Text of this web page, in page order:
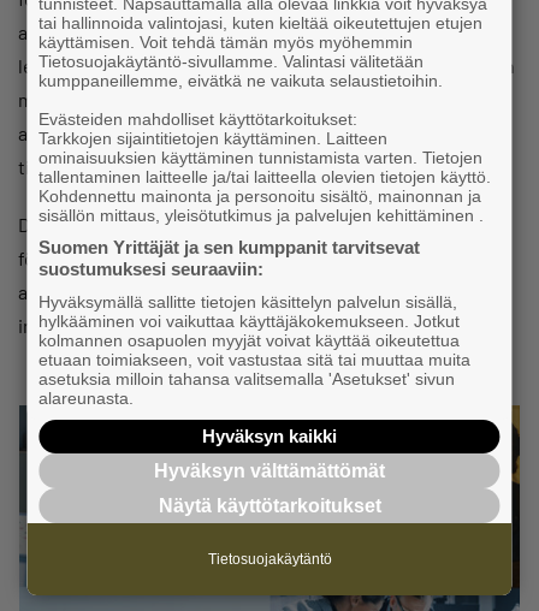
arbetsplatserna behövs en relaterad diskussion mellan
ledning och personal. Som underlag för diskussionerna kan
man använda handboken nedan, som har producerats av
arbetslivsorganisationer och som erbjuder olika synvinklar
till digitaliseringen.
Dialogen underlättas om det reserveras tid och utrymme
för den. Det kan till exempel vara en serie diskussioner på
arbetsplatsen. Det är också nyttigt med fortlöpande
informella diskussioner.
tai hallinnoida valintojasi, kuten kieltää oikeutettujen etujen
käyttämisen. Voit tehdä tämän myös myöhemmin
Tietosuojakäytäntö-sivullamme. Valintasi välitetään
kumppaneillemme, eivätkä ne vaikuta selaustietoihin.
Evästeiden mahdolliset käyttötarkoitukset:
Tarkkojen sijaintitietojen käyttäminen. Laitteen
ominaisuuksien käyttäminen tunnistamista varten. Tietojen
tallentaminen laitteelle ja/tai laitteella olevien tietojen käyttö.
Kohdennettu mainonta ja personoitu sisältö, mainonnan ja
sisällön mittaus, yleisötutkimus ja palvelujen kehittäminen .
Suomen Yrittäjät ja sen kumppanit tarvitsevat
suostumuksesi seuraaviin:
Hyväksymällä sallitte tietojen käsittelyn palvelun sisällä,
hylkääminen voi vaikuttaa käyttäjäkokemukseen. Jotkut
kolmannen osapuolen myyjät voivat käyttää oikeutettua
etuaan toimiakseen, voit vastustaa sitä tai muuttaa muita
asetuksia milloin tahansa valitsemalla 'Asetukset' sivun
alareunasta.
Hyväksyn kaikki
Hyväksyn välttämättömät
Näytä käyttötarkoitukset
Tietosuojakäytäntö